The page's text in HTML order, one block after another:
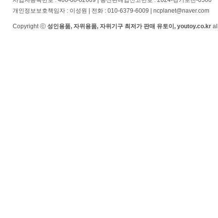
개인정보보호책임자 : 이성원 | 전화 : 010-6379-6009 | ncplanet@naver.com
Copyright ⓒ 성인용품, 자위용품, 자위기구 최저가 판매 유토이, youtoy.co.kr